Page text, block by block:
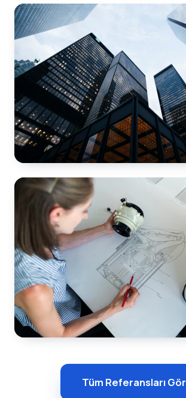
Kalıp ve Demir Kontrolü
Beyşehir
📍 Konya
Yapı Denetim
Karapınar
📍 Konya
📍 Konya
Tüm Referansları Gör